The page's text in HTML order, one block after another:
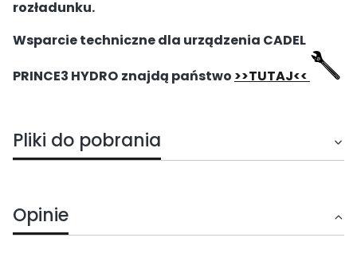
rozładunku.
Wsparcie techniczne dla urządzenia CADEL
PRINCE3 HYDRO znajdą państwo >>TUTAJ<<
Pliki do pobrania
Opinie